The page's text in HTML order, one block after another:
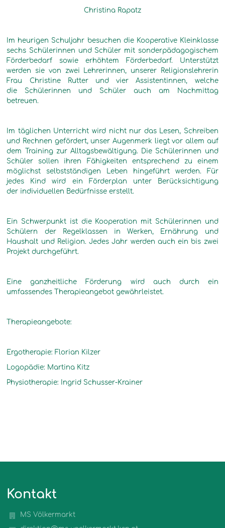
Christina Rapatz
Im heurigen Schuljahr besuchen die Kooperative Kleinklasse
sechs Schülerinnen und Schüler mit sonderpädagogischem
Förderbedarf sowie erhöhtem Förderbedarf. Unterstützt
werden sie von zwei Lehrerinnen, unserer Religionslehrerin
Frau Christine Rutter und vier Assistentinnen, welche
die Schülerinnen und Schüler auch am Nachmittag
betreuen.
Im täglichen Unterricht wird nicht nur das Lesen, Schreiben
und Rechnen gefördert, unser Augenmerk liegt vor allem auf
dem Training zur Alltagsbewältigung. Die Schülerinnen und
Schüler sollen ihren Fähigkeiten entsprechend zu einem
möglichst selbstständigen Leben hingeführt werden. Für
jedes Kind wird ein Förderplan unter Berücksichtigung
der individuellen Bedürfnisse erstellt.
Ein Schwerpunkt ist die Kooperation mit Schülerinnen und
Schülern der Regelklassen in Werken, Ernährung und
Haushalt und Religion. Jedes Jahr werden auch ein bis zwei
Projekt durchgeführt.
Eine ganzheitliche Förderung wird auch durch ein
umfassendes Therapieangebot gewährleistet.
Therapieangebote:
Ergotherapie: Florian Kilzer
Logopädie: Martina Kitz
Physiotherapie: Ingrid Schusser-Krainer
Kontakt
MS Völkermarkt